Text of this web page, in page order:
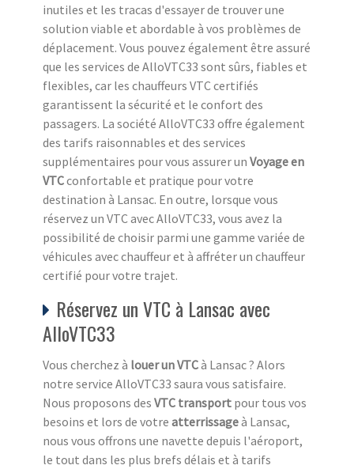
inutiles et les tracas d'essayer de trouver une
solution viable et abordable à vos problèmes de
déplacement. Vous pouvez également être assuré
que les services de AlloVTC33 sont sûrs, fiables et
flexibles, car les chauffeurs VTC certifiés
garantissent la sécurité et le confort des
passagers. La société AlloVTC33 offre également
des tarifs raisonnables et des services
supplémentaires pour vous assurer un Voyage en
VTCconfortable et pratique pour votre
destination à Lansac. En outre, lorsque vous
réservez un VTC avec AlloVTC33, vous avez la
possibilité de choisir parmi une gamme variée de
véhicules avec chauffeur et à affréter un chauffeur
certifié pour votre trajet.
Réservez un VTC à Lansac avec
AlloVTC33
Vous cherchez à louer un VTCà Lansac ? Alors
notre service AlloVTC33 saura vous satisfaire.
Nous proposons des VTC transport pour tous vos
besoins et lors de votre atterrissageà Lansac,
nous vous offrons une navette depuis l'aéroport,
le tout dans les plus brefs délais et à tarifs